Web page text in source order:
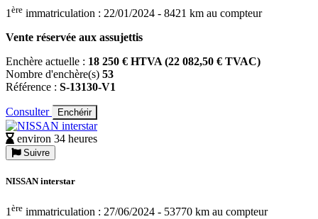
1 ère immatriculation : 22/01/2024 - 8421 km au compteur
Vente réservée aux assujettis
Enchère actuelle : 18 250 € HTVA (22 082,50 € TVAC)
Nombre d'enchère(s) 53
Référence : S-13130-V1
Consulter Enchérir
environ 34 heures
Suivre
NISSAN interstar
1 ère immatriculation : 27/06/2024 - 53770 km au compteur